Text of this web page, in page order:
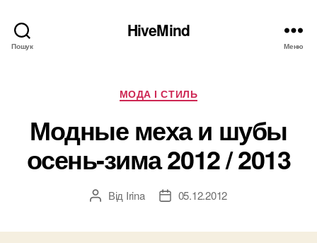
Пошук
HiveMind
Меню
Категорії
МОДА І СТИЛЬ
Модные меха и шубы
осень-зима 2012 / 2013
Автор
Від Irina
Дата05.12.2012